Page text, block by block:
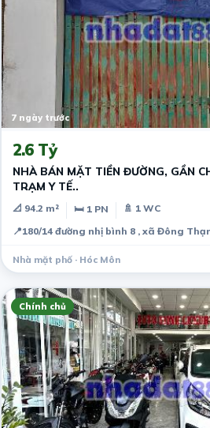
7 ngày trước
2.6 Tỷ
NHÀ BÁN MẶT TIỀN ĐƯỜNG, GẦN
TRẠM Y TẾ..
📐 94.2 m² 🛏 1 PN
🚿 1 WC
📍180/14 đường nhị bình 8 , xã Đông
Nhà mặt phố · Hóc Môn
Chính chủ